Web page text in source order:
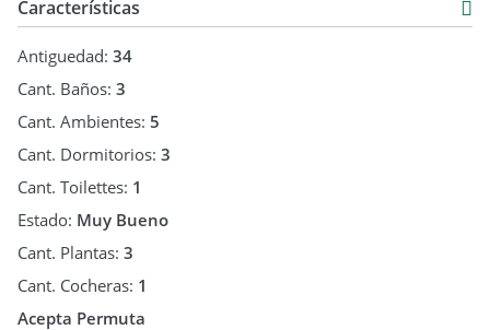
Características
Antiguedad: 34
Cant. Baños: 3
Cant. Ambientes: 5
Cant. Dormitorios: 3
Cant. Toilettes: 1
Estado: Muy Bueno
Cant. Plantas: 3
Cant. Cocheras: 1
Acepta Permuta